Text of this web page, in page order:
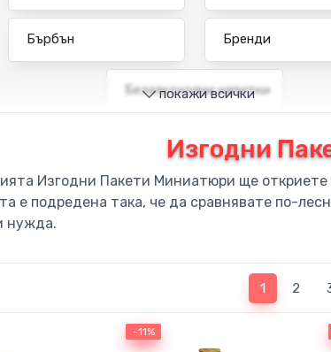
Бърбън Бренди
Безалкохолни напитки
покажи всички
Изгодни
Изгодни Пакети Миниатюри ще
е подредена така, че да сравнявате по-
нужда.
1 (current)
2
-11%
-11%